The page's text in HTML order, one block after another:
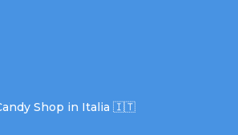
Shop in Italia 🇮🇹